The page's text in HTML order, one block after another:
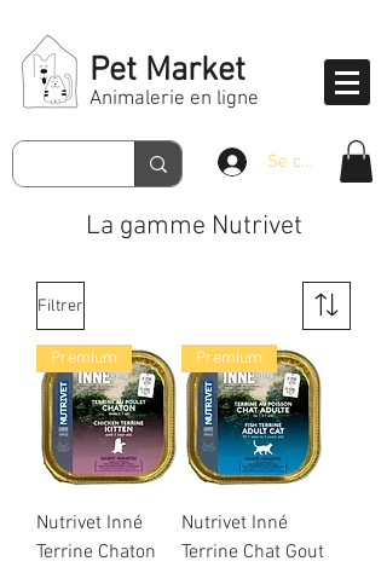
Pet Market
Animalerie en ligne
Se connecter
La gamme Nutrivet
Filtrer
Premium
Nutrivet Inné
Terrine Chaton
Premium
Nutrivet Inné
Terrine Chat Gout